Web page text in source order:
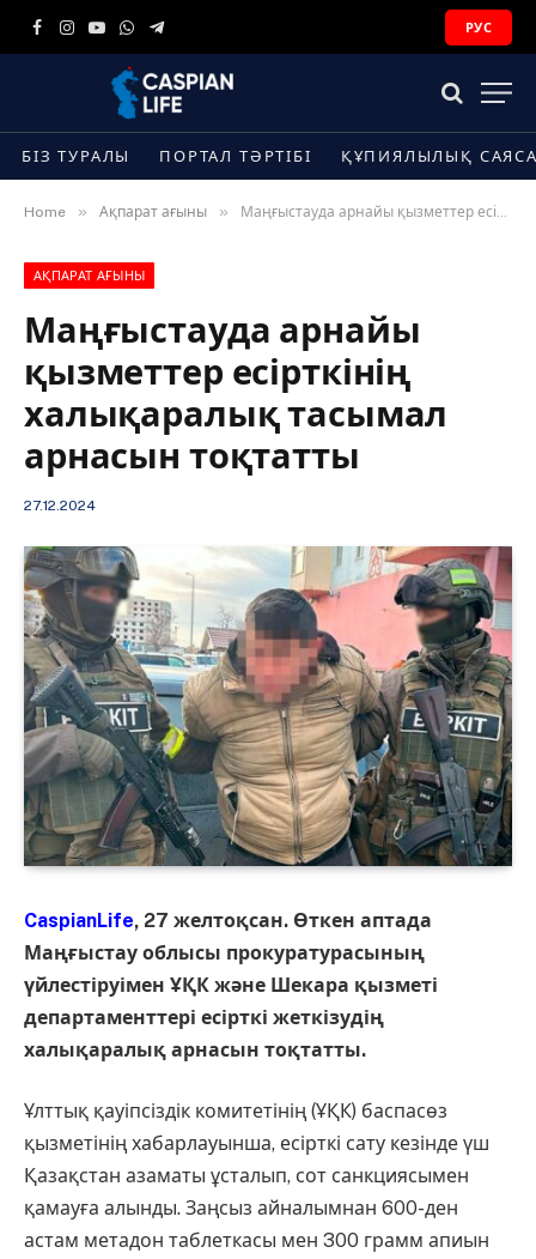
Facebook
Instagram
YouTube
WhatsApp
Telegram
РУС
БІЗ ТУРАЛЫ ПОРТАЛ ТӘРТІБІ ҚҰПИЯЛЫЛЫҚ
Home » Ақпарат ағыны » Маңғыстауда арнайы қызметтер есірткінің халықаралық тасымал арнасын тоқтатты
АҚПАРАТ АҒЫНЫ
Маңғыстауда арнайы
қызметтер есірткінің
халықаралық тасымал
арнасын тоқтатты
27.12.2024
CaspianLife, 27 желтоқсан. Өткен аптада
Маңғыстау облысы прокуратурасының
үйлестіруімен ҰҚК және Шекара қызметі
департаменттері есірткі жеткізудің
халықаралық арнасын тоқтатты.
Ұлттық қауіпсіздік комитетінің (ҰҚК) баспасөз
қызметінің хабарлауынша, есірткі сату кезінде үш
Қазақстан азаматы ұсталып, сот санкциясымен
қамауға алынды. Заңсыз айналымнан 600-ден
астам метадон таблеткасы мен 300 грамм апиын